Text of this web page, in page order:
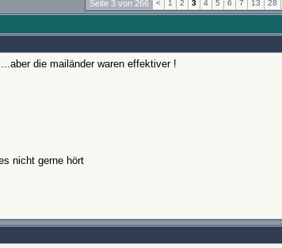
Seite 3 von 266 < 1 2 3 4 5 6 7 13 28
die mailänder waren effektiver !
nicht gerne hört